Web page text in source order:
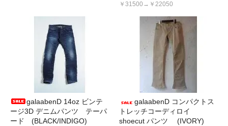
￥31500→￥22050
galaabenD 14oz ビンテ
ージ3D デニムパンツ テーパ
ード (BLACK/INDIGO)
galaabenD コンパクトス
トレッチコーディロイ
shoecut パンツ (IVORY)